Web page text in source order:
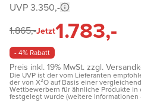
UVP 3.350,-
1.865,-Jetzt1.783,-
- 4% Rabatt
Preis inkl. 19% MwSt. zzgl.
Die UVP ist der vom Lieferanten
der von X²O auf Basis einer
Wettbewerbern für ähnliche Produkte
festgelegt wurde (weitere Informationen